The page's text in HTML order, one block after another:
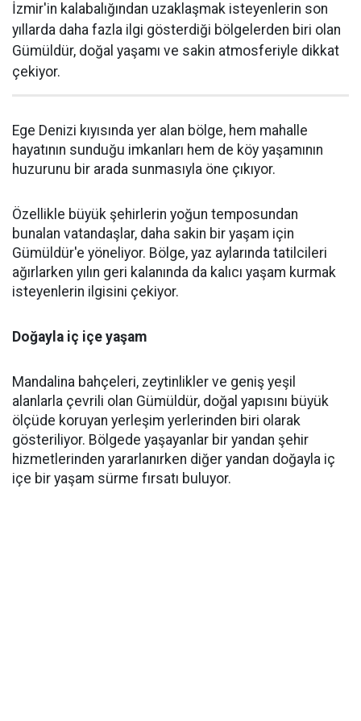
İzmir'in kalabalığından uzaklaşmak isteyenlerin son
yıllarda daha fazla ilgi gösterdiği bölgelerden biri olan
Gümüldür, doğal yaşamı ve sakin atmosferiyle dikkat
çekiyor.
Ege Denizi kıyısında yer alan bölge, hem mahalle
hayatının sunduğu imkanları hem de köy yaşamının
huzurunu bir arada sunmasıyla öne çıkıyor.
Özellikle büyük şehirlerin yoğun temposundan
bunalan vatandaşlar, daha sakin bir yaşam için
Gümüldür'e yöneliyor. Bölge, yaz aylarında tatilcileri
ağırlarken yılın geri kalanında da kalıcı yaşam kurmak
isteyenlerin ilgisini çekiyor.
Doğayla iç içe yaşam
Mandalina bahçeleri, zeytinlikler ve geniş yeşil
alanlarla çevrili olan Gümüldür, doğal yapısını büyük
ölçüde koruyan yerleşim yerlerinden biri olarak
gösteriliyor. Bölgede yaşayanlar bir yandan şehir
hizmetlerinden yararlanırken diğer yandan doğayla iç
içe bir yaşam sürme fırsatı buluyor.